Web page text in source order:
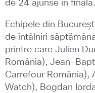
de 24 ajunse în finală.
Echipele din
de întâlniri
printre care Julien
România), Jean-
Carrefour România),
Watch), Bogdan